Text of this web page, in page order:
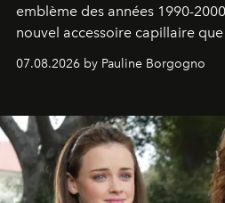
emblème des années 1990-
nouvel accessoire capillaire
s'arrachent déjà.
07.08.2026 by Pauline Borgogno